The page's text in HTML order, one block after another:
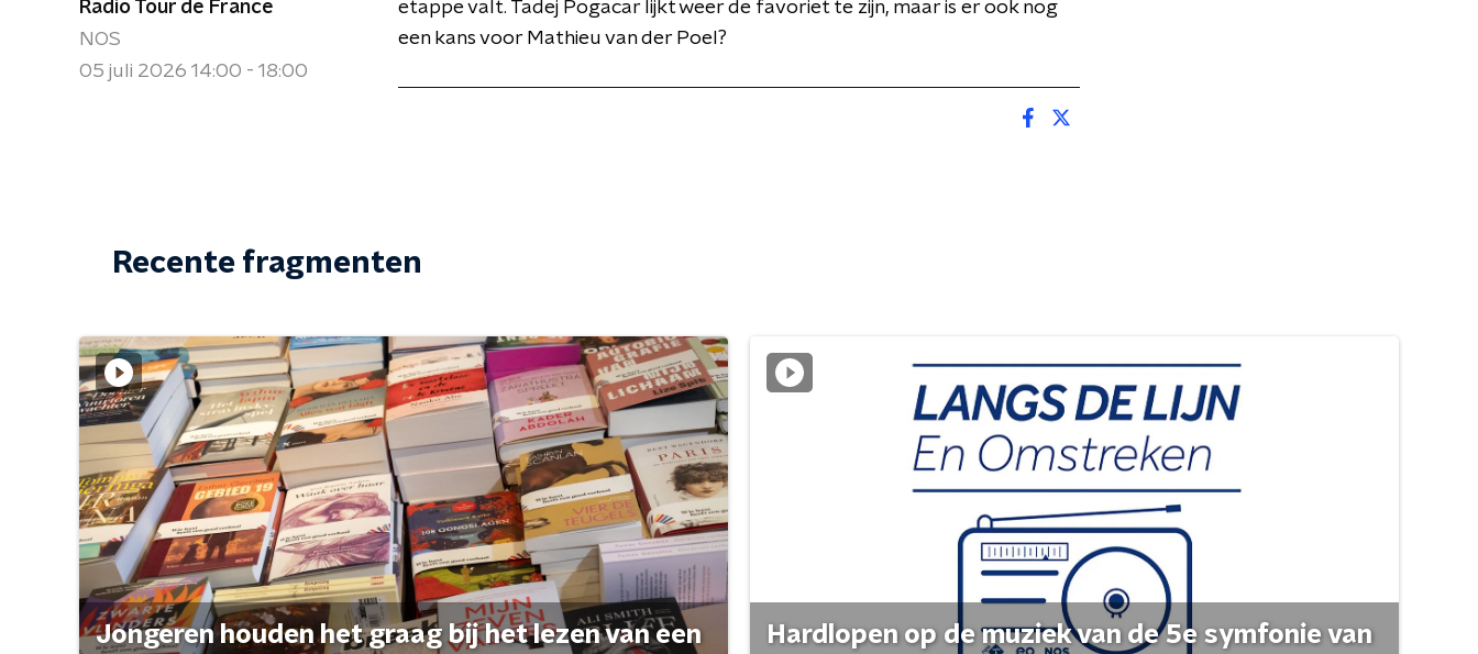
Radio Tour de France
NOS
05 juli 2026 14:00 - 18:00
etappe valt. Tadej Pogacar lijkt weer de favoriet te zijn, maar is er ook nog
een kans voor Mathieu van der Poel?
Recente fragmenten
Jongeren houden het graag bij het lezen van een
Hardlopen op de muziek van de 5e symfonie van